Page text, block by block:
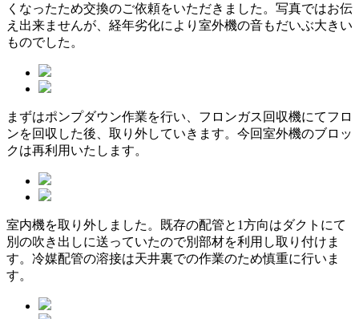
くなったため交換のご依頼をいただきました。写真ではお伝
え出来ませんが、経年劣化により室外機の音もだいぶ大きい
ものでした。
まずはポンプダウン作業を行い、フロンガス回収機にてフロ
ンを回収した後、取り外していきます。今回室外機のブロッ
クは再利用いたします。
室内機を取り外しました。既存の配管と1方向はダクトにて
別の吹き出しに送っていたので別部材を利用し取り付けま
す。冷媒配管の溶接は天井裏での作業のため慎重に行いま
す。